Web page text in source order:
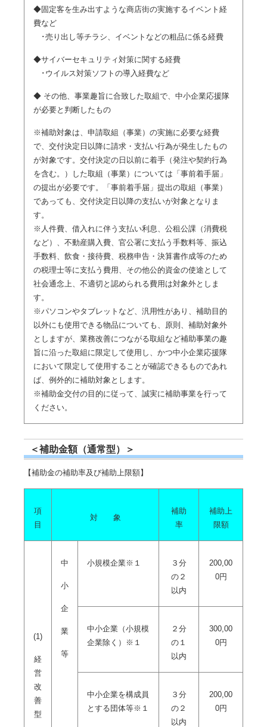
◆固定客を生み出すような商店街の実施するイベント経
費など
･売り出し等チラシ、イベントなどの粗品に係る経費
◆サイバーセキュリティ対策に関する経費
･ウイルス対策ソフトの導入経費など
◆ その他、事業趣旨に合致した取組で、中小企業応援隊
が必要と判断したもの
※補助対象は、申請取組（事業）の実施に必要な経費
で、交付決定日以降に請求・支払い行為が発生したもの
が対象です。交付決定の日以前に着手（発注や契約行為
を含む。）した取組（事業）については「事前着手届」
の提出が必要です。「事前着手届」提出の取組（事業）
であっても、交付決定日以降の支払いが対象となりま
す。
※人件費、借入れに伴う支払い利息、公租公課（消費税
など）、不動産購入費、官公署に支払う手数料等、振込
手数料、飲食・接待費、税務申告・決算書作成等のため
の税理士等に支払う費用、その他公的資金の使途として
社会通念上、不適切と認められる費用は対象外としま
す。
※パソコンやタブレットなど、汎用性があり、補助目的
以外にも使用できる物品についても、原則、補助対象外
としますが、業務改善につながる取組など補助事業の趣
旨に沿った取組に限定して使用し、かつ中小企業応援隊
において限定して使用することが確認できるものであれ
ば、例外的に補助対象とします。
※補助金交付の目的に従って、誠実に補助事業を行って
ください。
＜補助金額（通常型）＞
【補助金の補助率及び補助上限額】
項
目
対 象
補助
率
補助上
限額
(1)
経
営
改
善
型
中
小
企
業
等
小規模企業※１
３分
の２
以内
200,00
0円
中小企業（小規模
企業除く）※１
２分
の１
以内
300,00
0円
中小企業を構成員
とする団体等※１
３分
の２
以内
200,00
0円